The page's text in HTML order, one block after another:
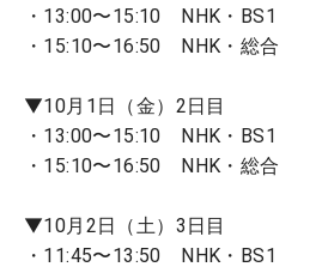
・13:00〜15:10 NHK・BS1
・15:10〜16:50 NHK・総合
▼10月1日（金）2日目
・13:00〜15:10 NHK・BS1
・15:10〜16:50 NHK・総合
▼10月2日（土）3日目
・11:45〜13:50 NHK・BS1